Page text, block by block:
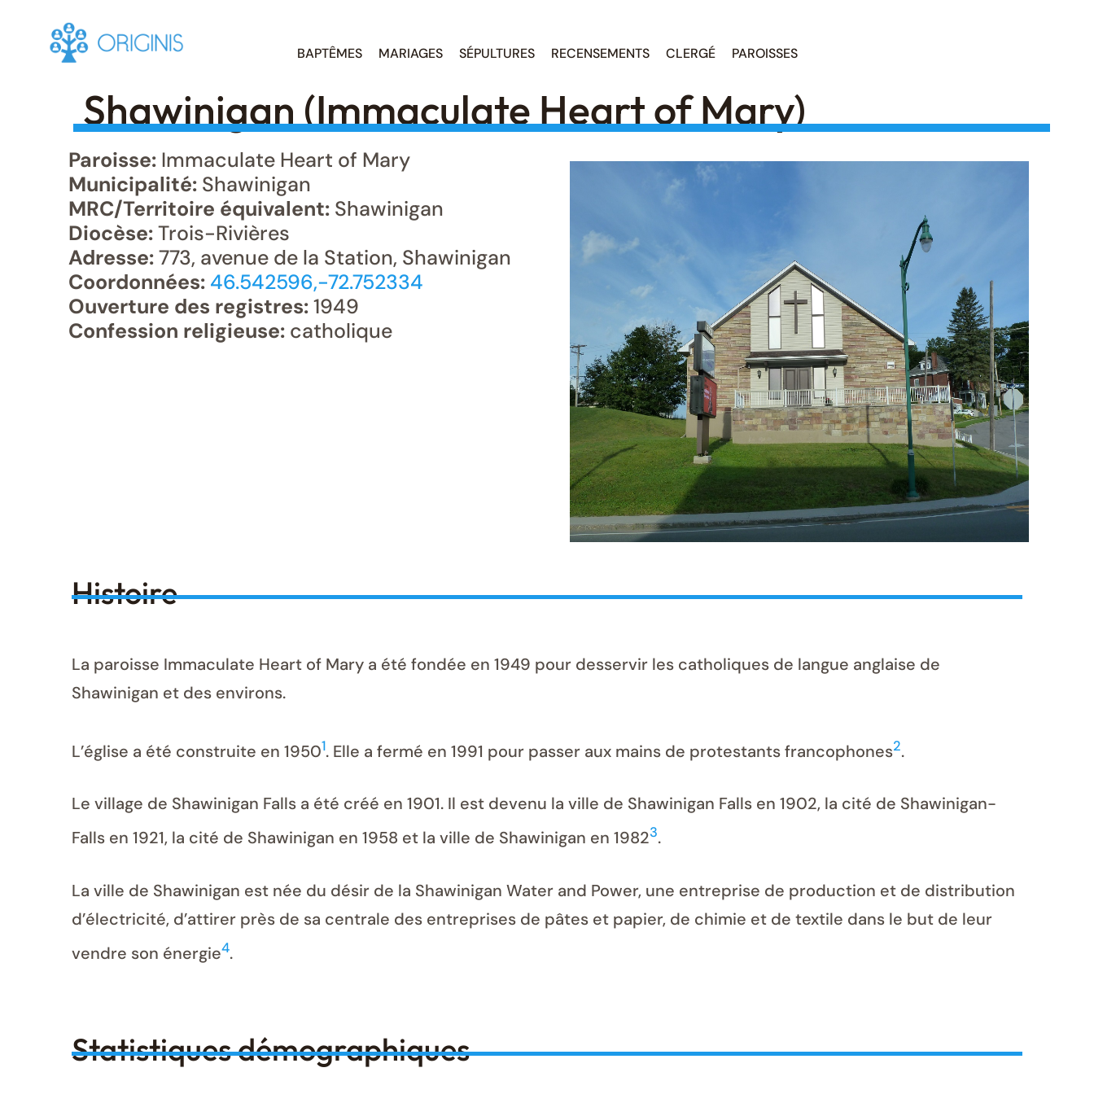
BAPTÊMES MARIAGES SÉPULTURES RECENSEMENTS CLERGÉ PAROISSES
Shawinigan (Immaculate Heart of Mary)
Paroisse: Immaculate Heart of Mary
Municipalité: Shawinigan
MRC/Territoire équivalent: Shawinigan
Diocèse:Trois-Rivières
Adresse:773, avenue de la Station, Shawinigan
Coordonnées: 46.542596,-72.752334
Ouverture des registres:1949
Confession religieuse: catholique
Histoire
La paroisse Immaculate Heart of Mary a été fondée en 1949 pour desservir les catholiques de langue anglaise de
Shawinigan et des environs.
L’église a été construite en 19501. Elle a fermé en 1991 pour passer aux mains de protestants francophones2.
Le village de Shawinigan Falls a été créé en 1901. Il est devenu la ville de Shawinigan Falls en 1902, la cité de Shawinigan-
Falls en 1921, la cité de Shawinigan en 1958 et la ville de Shawinigan en 19823.
La ville de Shawinigan est née du désir de la Shawinigan Water and Power, une entreprise de production et de distribution
d’électricité, d’attirer près de sa centrale des entreprises de pâtes et papier, de chimie et de textile dans le but de leur
vendre son énergie4.
Statistiques démographiques